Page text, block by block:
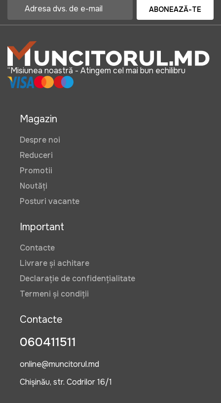
ABONEAZĂ-TE
“Misiunea noastră - Atingem cel mai bun echilibru
Magazin
Despre noi
Reduceri
Promotii
Noutăți
Posturi vacante
Important
Contacte
Livrare și achitare
Declarație de confidențialitate
Termeni și condiții
Contacte
060411511
online@muncitorul.md
Chișinău, str. Codrilor 16/1